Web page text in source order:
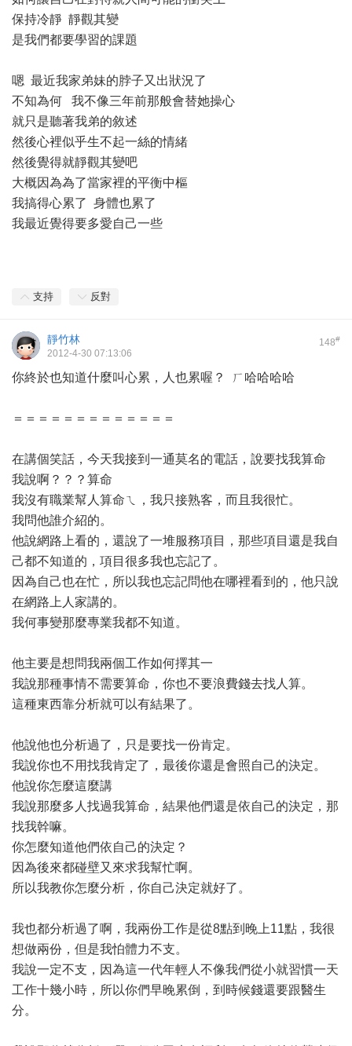
保持冷靜 靜觀其變
是我們都要學習的課題
嗯 最近我家弟妹的脖子又出狀況了
不知為何 我不像三年前那般會替她操心
就只是聽著我弟的敘述
然後心裡似乎生不起一絲的情緒
然後覺得就靜觀其變吧
大概因為為了當家裡的平衡中樞
我搞得心累了 身體也累了
我最近覺得要多愛自己一些
支持 反對
148#
靜竹林
2012-4-30 07:13:06
你終於也知道什麼叫心累，人也累喔？ ㄏ哈哈哈哈
＝＝＝＝＝＝＝＝＝＝＝＝＝
在講個笑話，今天我接到一通莫名的電話，說要找我算命
我說啊？？？算命
我沒有職業幫人算命ㄟ，我只接熟客，而且我很忙。
我問他誰介紹的。
他說網路上看的，還說了一堆服務項目，那些項目還是我自
己都不知道的，項目很多我也忘記了。
因為自己也在忙，所以我也忘記問他在哪裡看到的，他只說
在網路上人家講的。
我何事變那麼專業我都不知道。
他主要是想問我兩個工作如何擇其一
我說那種事情不需要算命，你也不要浪費錢去找人算。
這種東西靠分析就可以有結果了。
他說他也分析過了，只是要找一份肯定。
我說你也不用找我肯定了，最後你還是會照自己的決定。
他說你怎麼這麼講
我說那麼多人找過我算命，結果他們還是依自己的決定，那
找我幹嘛。
你怎麼知道他們依自己的決定？
因為後來都碰壁又來求我幫忙啊。
所以我教你怎麼分析，你自己決定就好了。
我也都分析過了啊，我兩份工作是從8點到晚上11點，我很
想做兩份，但是我怕體力不支。
我說一定不支，因為這一代年輕人不像我們從小就習慣一天
工作十幾小時，所以你們早晚累倒，到時候錢還要跟醫生
分。